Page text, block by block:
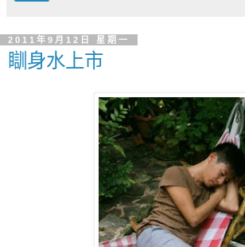
2011年9月12日 星期一
瞓身水上市